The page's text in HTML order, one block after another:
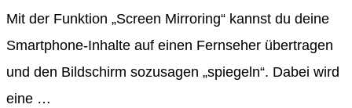
Mit der Funktion „Screen Mirroring“ kannst du deine
Smartphone-Inhalte auf einen Fernseher übertragen
und den Bildschirm sozusagen „spiegeln“. Dabei wird
eine …